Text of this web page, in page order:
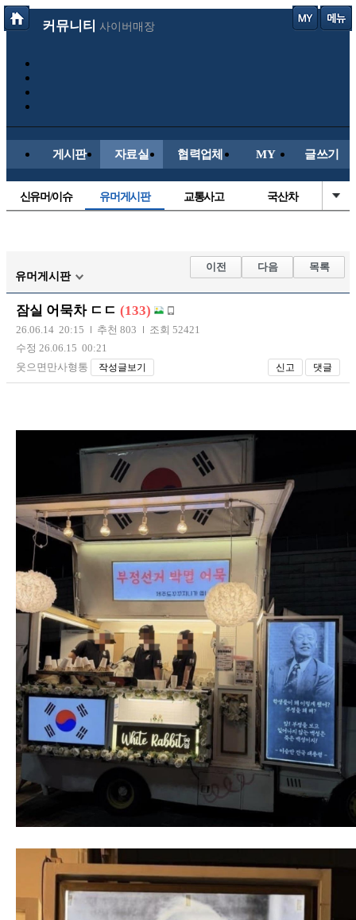
커뮤니티 사이버매장
게시판 자료실 협력업체 MY 글쓰기
신유머/이슈 유머게시판 교통사고 국산차
자유사진 군사/무기
트럭/버스
장착시공사진
유머게시판
이전 다음 목록
잠실 어묵차 ㄷㄷ (133)
26.06.14 20:15 추천 803
조회 52421
수정 26.06.15 00:21
웃으면만사형통
작성글보기 신고 댓글